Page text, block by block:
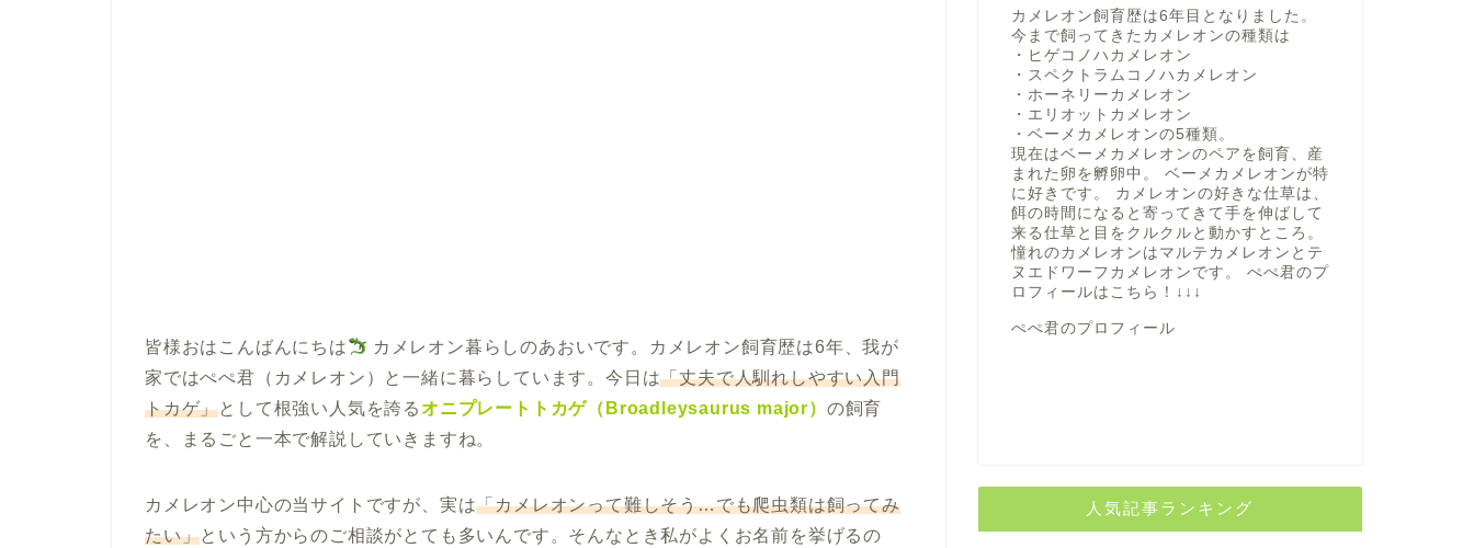
皆様おはこんばんにちは
カメレオン暮らしのあおいです。カメレオン飼育歴は6年、我が
家ではぺぺ君（カメレオン）と一緒に暮らしています。今日は「丈夫で人馴れしやすい入門
トカゲ」として根強い人気を誇るオニプレートトカゲ（Broadleysaurus major） の飼育
を、まるごと一本で解説していきますね。
カメレオン中心の当サイトですが、実は「カメレオンって難しそう…でも爬虫類は飼ってみ
たい」という方からのご相談がとても多いんです。そんなとき私がよくお名前を挙げるの
カメレオン飼育歴は6年目となりました。
今まで飼ってきたカメレオンの種類は
・ヒゲコノハカメレオン
・スペクトラムコノハカメレオン
・ホーネリーカメレオン
・エリオットカメレオン
・ベーメカメレオンの5種類。
現在はベーメカメレオンのペアを飼育、産
まれた卵を孵卵中。 ベーメカメレオンが特
に好きです。 カメレオンの好きな仕草は、
餌の時間になると寄ってきて手を伸ばして
来る仕草と目をクルクルと動かすところ。
憧れのカメレオンはマルテカメレオンとテ
ヌエドワーフカメレオンです。 ぺぺ君のプ
ロフィールは こちら！ ↓↓↓
ぺぺ君のプロフィール
人気記事ランキング